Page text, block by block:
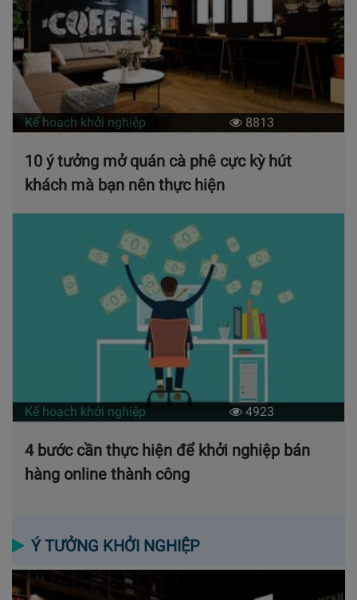
Kế hoạch khởi nghiệp 8813
10 ý tưởng mở quán cà phê cực kỳ hút
khách mà bạn nên thực hiện
Kế hoạch khởi nghiệp 4923
4 bước cần thực hiện để khởi nghiệp bán
hàng online thành công
Ý TƯỞNG KHỞI NGHIỆP